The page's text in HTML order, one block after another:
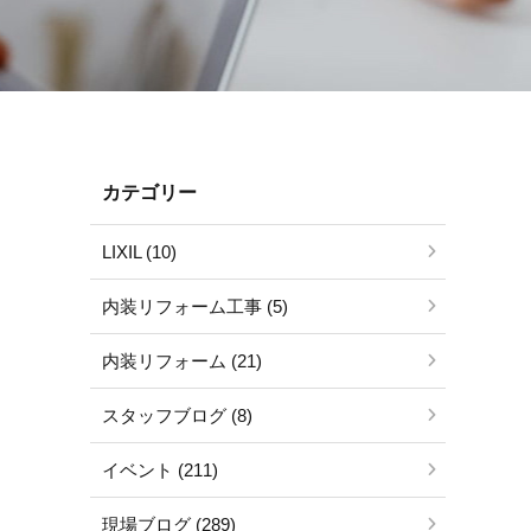
カテゴリー
LIXIL (10)
内装リフォーム工事 (5)
内装リフォーム (21)
スタッフブログ (8)
イベント (211)
現場ブログ (289)